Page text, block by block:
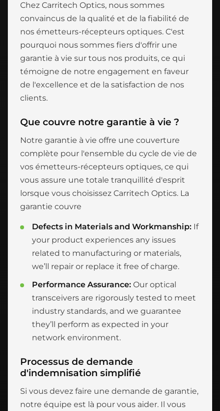
Chez Carritech Optics, nous sommes
convaincus de la qualité et de la fiabilité de
nos émetteurs-récepteurs optiques. C'est
pourquoi nous sommes fiers d'offrir une
garantie à vie sur tous nos produits, ce qui
témoigne de notre engagement en faveur
de l'excellence et de la satisfaction de nos
clients.
Que couvre notre garantie à vie ?
Notre garantie à vie offre une couverture
complète pour l'ensemble du cycle de vie de
vos émetteurs-récepteurs optiques, ce qui
vous assure une totale tranquillité d'esprit
lorsque vous choisissez Carritech Optics. La
garantie couvre
Defects in Materials and Workmanship: If
your product experiences any issues
related to manufacturing or materials,
we’ll repair or replace it free of charge.
Performance Assurance: Our optical
transceivers are rigorously tested to meet
industry standards, and we guarantee
they’ll perform as expected in your
network environment.
Processus de demande
d'indemnisation simplifié
Si vous devez faire une demande de garantie,
notre équipe est là pour vous aider. Il vous